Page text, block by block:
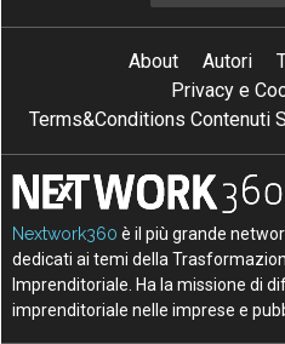
About Autori
Privacy e
Terms&Conditions Contenuti
Nextwork360 è il più grande
dedicati ai temi della
Imprenditoriale. Ha la missione di
imprenditoriale nelle imprese e